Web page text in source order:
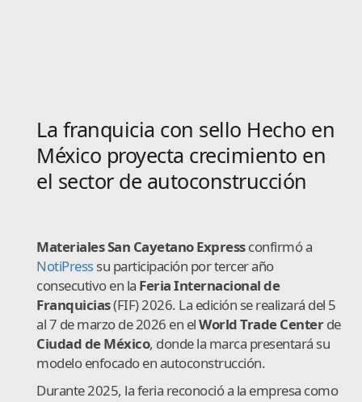
La franquicia con sello Hecho en
México proyecta crecimiento en
el sector de autoconstrucción
Materiales San Cayetano Expressconfirmó a
NotiPresssu participación por tercer año
consecutivo en la Feria Internacional de
Franquicias(FIF) 2026. La edición se realizará del 5
al 7 de marzo de 2026 en elWorld Trade Centerde
Ciudad de México, donde la marca presentará su
modelo enfocado en autoconstrucción.
Durante 2025, la feria reconoció a la empresa como